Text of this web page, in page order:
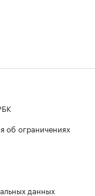
об ограничениях
данных